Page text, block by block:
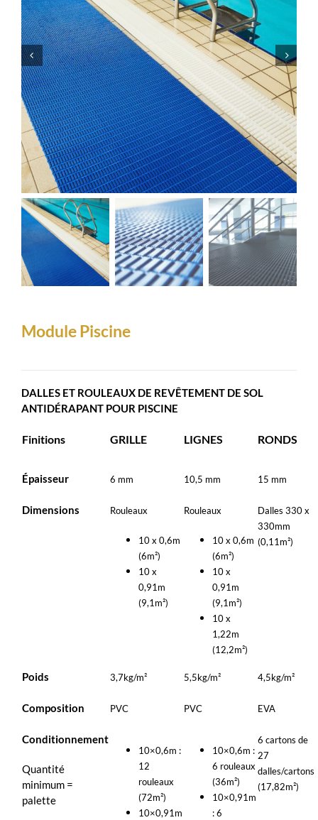
Module Piscine
DALLES ET ROULEAUX DE REVÊTEMENT DE SOL
ANTIDÉRAPANT POUR PISCINE
Finitions GRILLE LIGNES RONDS
Épaisseur 6 mm 10,5 mm 15 mm
Dimensions Rouleaux
10 x 0,6m
(6m²)
10 x
0,91m
(9,1m²)
Rouleaux
10 x 0,6m
(6m²)
10 x
0,91m
(9,1m²)
10 x
1,22m
(12,2m²)
Dalles 330 x
330mm
(0,11m²)
Poids 3,7kg/m² 5,5kg/m² 4,5kg/m²
Composition PVC PVC EVA
Conditionnement
Quantité
minimum =
palette
10×0,6m :
12
rouleaux
(72m²)
10×0,91m
10×0,6m :
6 rouleaux
(36m²)
10×0,91m
: 6
6 cartons de
27
dalles/cartons
(17,82m²)